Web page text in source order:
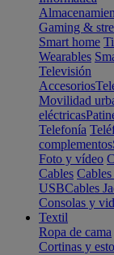
Gaming &
Smart home
Wearables
Televisión
Accesorios
Movilidad
eléctricas
Telefonía
complementos
Foto y vídeo
Cables
USBCables
Consolas y
Textil
Ropa de cama
Cortinas y